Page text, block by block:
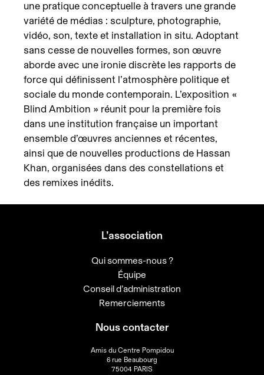
une pratique conceptuelle à travers une grande
variété de médias : sculpture, photographie,
vidéo, son, texte et installation in situ. Adoptant
sans cesse de nouvelles formes, son œuvre
aborde avec une ironie discrète les rapports de
force qui définissent l’atmosphère politique et
sociale du monde contemporain. L’exposition «
Blind Ambition » réunit pour la première fois
dans une institution française un important
ensemble d’œuvres anciennes et récentes,
ainsi que de nouvelles productions de Hassan
Khan, organisées dans des constellations et
des remixes inédits.
L’association
Qui sommes-nous ?
Équipe
Conseil d’administration
Remerciements
Nous contacter
Amis du Centre Pompidou
6 rue Beaubourg
75004 PARIS